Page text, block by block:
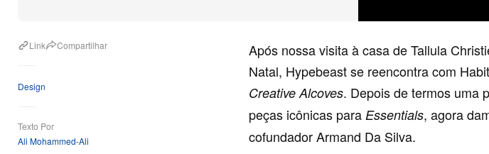
Link Compartilhar
Design
Texto Por
Ali Mohammed-Ali
Após nossa visita à casa de Tallula
Natal, Hypebeast se reencontra com
Creative Alcoves. Depois de termos uma
peças icônicas para Essentials, agora
cofundador Armand Da Silva.